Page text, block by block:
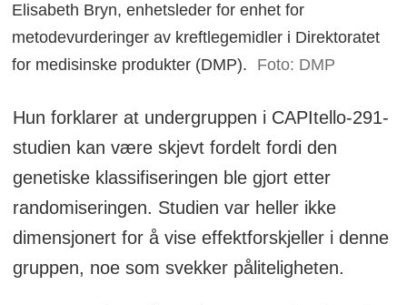
Elisabeth Bryn, enhetsleder for enhet for
metodevurderinger av kreftlegemidler i Direktoratet
for medisinske produkter (DMP).
Foto: DMP
Hun forklarer at undergruppen i CAPItello-291-
studien kan være skjevt fordelt fordi den
genetiske klassifiseringen ble gjort etter
randomiseringen. Studien var heller ikke
dimensjonert for å vise effektforskjeller i denne
gruppen, noe som svekker påliteligheten.